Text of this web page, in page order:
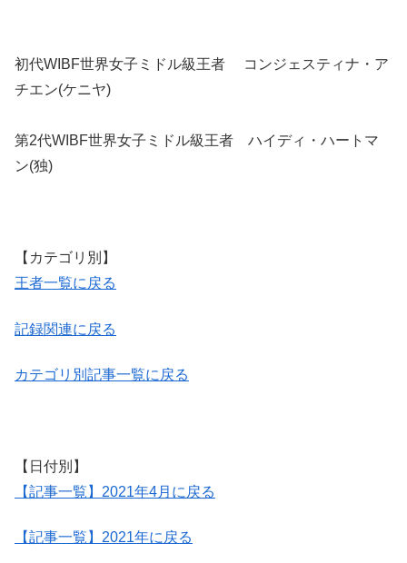
初代WIBF世界女子ミドル級王者 コンジェスティナ・ア
チエン(ケニヤ)
第2代WIBF世界女子ミドル級王者 ハイディ・ハートマ
ン(独)
【カテゴリ別】
王者一覧に戻る
記録関連に戻る
カテゴリ別記事一覧に戻る
【日付別】
【記事一覧】2021年4月に戻る
【記事一覧】2021年に戻る